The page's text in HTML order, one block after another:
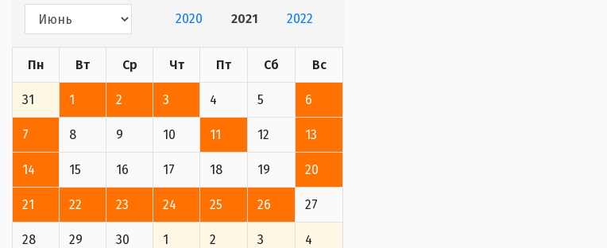
2020 2021 2022
Пн Вт Ср Чт Пт Сб Вс
31 1 2 3 4 5 6
7 8 9 10 11 12 13
14 15 16 17 18 19 20
21 22 23 24 25 26 27
28 29 30 1 2 3 4